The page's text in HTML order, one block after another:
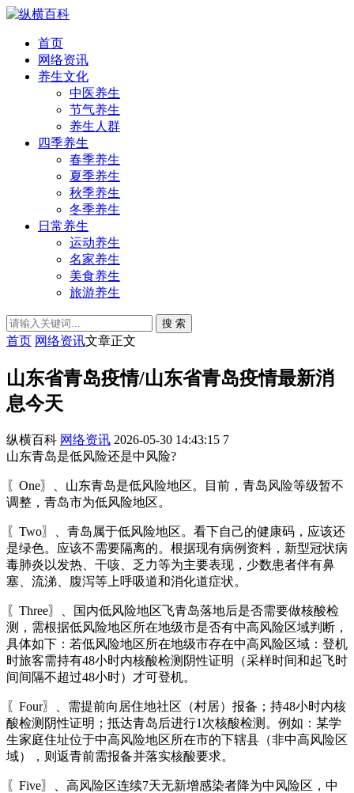
首页
网络资讯
养生文化
中医养生
节气养生
养生人群
四季养生
春季养生
夏季养生
秋季养生
冬季养生
日常养生
运动养生
名家养生
美食养生
旅游养生
搜 索
首页 网络资讯文章正文
山东省青岛疫情/山东省青岛疫情最新消
息今天
纵横百科 网络资讯 2026-05-30 14:43:15 7
山东青岛是低风险还是中风险?
〖One〗、山东青岛是低风险地区。目前，青岛风险等级暂不
调整，青岛市为低风险地区。
〖Two〗、青岛属于低风险地区。看下自己的健康码，应该还
是绿色。应该不需要隔离的。根据现有病例资料，新型冠状病
毒肺炎以发热、干咳、乏力等为主要表现，少数患者伴有鼻
塞、流涕、腹泻等上呼吸道和消化道症状。
〖Three〗、国内低风险地区飞青岛落地后是否需要做核酸检
测，需根据低风险地区所在地级市是否有中高风险区域判断，
具体如下：若低风险地区所在地级市存在中高风险区域：登机
时旅客需持有48小时内核酸检测阴性证明（采样时间和起飞时
间间隔不超过48小时）才可登机。
〖Four〗、需提前向居住地社区（村居）报备；持48小时内核
酸检测阴性证明；抵达青岛后进行1次核酸检测。例如：某学
生家庭住址位于中高风险地区所在市的下辖县（非中高风险区
域），则返青前需报备并落实核酸要求。
〖Five〗、高风险区连续7天无新增感染者降为中风险区，中